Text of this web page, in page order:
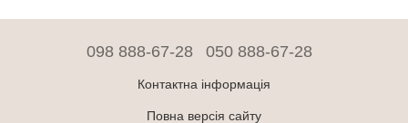
098 888-67-28 050 888-67-28
Контактна інформація
Повна версія сайту